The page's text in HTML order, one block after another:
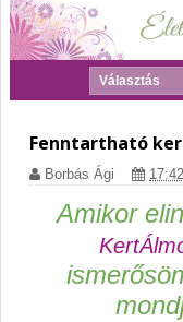
Fenntartható
Borbás Ági 17:42
Amikor